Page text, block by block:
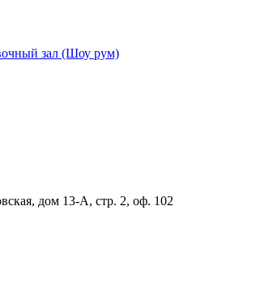
зал (Шоу рум)
дом 13-А, стр. 2, оф. 102